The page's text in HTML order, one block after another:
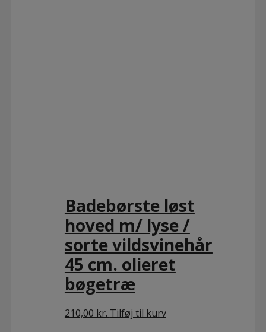
Badebørste løst
hoved m/ lyse /
sorte vildsvinehår
45 cm. olieret
bøgetræ
210,00 kr. Tilføj til kurv